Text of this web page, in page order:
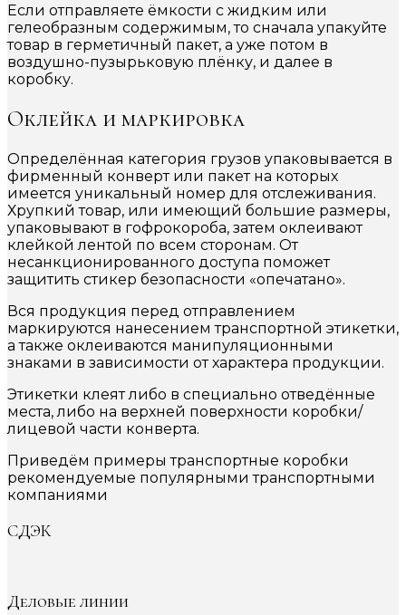
Если отправляете ёмкости с жидким или
гелеобразным содержимым, то сначала упакуйте
товар в герметичный пакет, а уже потом в
воздушно-пузырьковую плёнку, и далее в
коробку.
Оклейка и маркировка
Определённая категория грузов упаковывается в
фирменный конверт или пакет на которых
имеется уникальный номер для отслеживания.
Хрупкий товар, или имеющий большие размеры,
упаковывают в гофрокороба, затем оклеивают
клейкой лентой по всем сторонам. От
несанкционированного доступа поможет
защитить стикер безопасности «опечатано».
Вся продукция перед отправлением
маркируются нанесением транспортной этикетки,
а также оклеиваются манипуляционными
знаками в зависимости от характера продукции.
Этикетки клеят либо в специально отведённые
места, либо на верхней поверхности коробки/
лицевой части конверта.
Приведём примеры транспортные коробки
рекомендуемые популярными транспортными
компаниями
СДЭК
Деловые линии